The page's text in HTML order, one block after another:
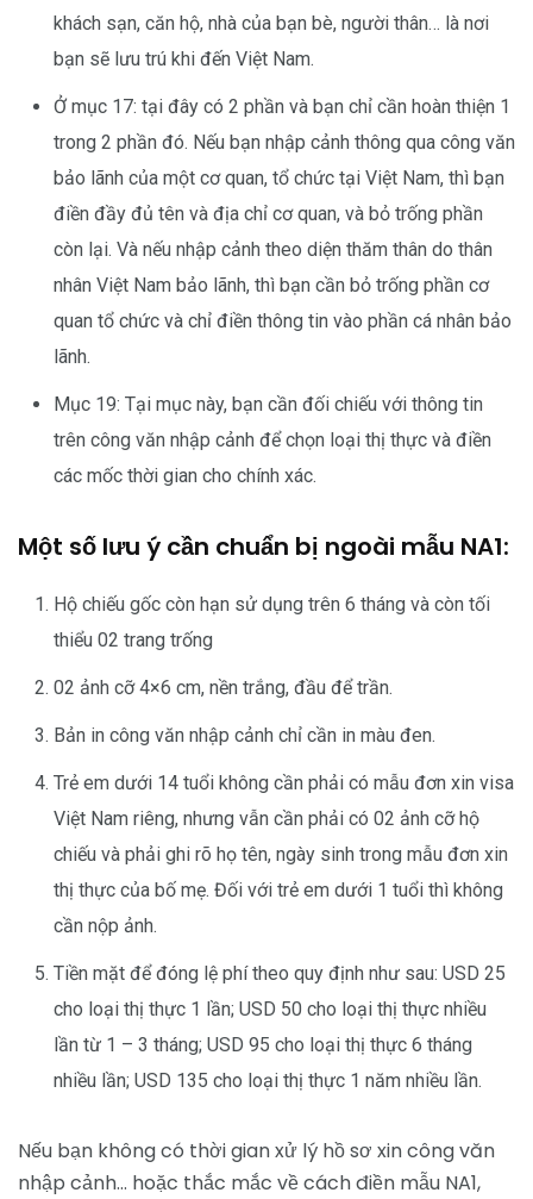
khách sạn, căn hộ, nhà của bạn bè, người thân… là nơi
bạn sẽ lưu trú khi đến Việt Nam.
Ở mục 17: tại đây có 2 phần và bạn chỉ cần hoàn thiện 1
trong 2 phần đó. Nếu bạn nhập cảnh thông qua công văn
bảo lãnh của một cơ quan, tổ chức tại Việt Nam, thì bạn
điền đầy đủ tên và địa chỉ cơ quan, và bỏ trống phần
còn lại. Và nếu nhập cảnh theo diện thăm thân do thân
nhân Việt Nam bảo lãnh, thì bạn cần bỏ trống phần cơ
quan tổ chức và chỉ điền thông tin vào phần cá nhân bảo
lãnh.
Mục 19: Tại mục này, bạn cần đối chiếu với thông tin
trên công văn nhập cảnh để chọn loại thị thực và điền
các mốc thời gian cho chính xác.
Một số lưu ý cần chuẩn bị ngoài mẫu NA1:
Hộ chiếu gốc còn hạn sử dụng trên 6 tháng và còn tối
thiểu 02 trang trống
02 ảnh cỡ 4×6 cm, nền trắng, đầu để trần.
Bản in công văn nhập cảnh chỉ cần in màu đen.
Trẻ em dưới 14 tuổi không cần phải có mẫu đơn xin visa
Việt Nam riêng, nhưng vẫn cần phải có 02 ảnh cỡ hộ
chiếu và phải ghi rõ họ tên, ngày sinh trong mẫu đơn xin
thị thực của bố mẹ. Đối với trẻ em dưới 1 tuổi thì không
cần nộp ảnh.
Tiền mặt để đóng lệ phí theo quy định như sau: USD 25
cho loại thị thực 1 lần; USD 50 cho loại thị thực nhiều
lần từ 1 – 3 tháng; USD 95 cho loại thị thực 6 tháng
nhiều lần; USD 135 cho loại thị thực 1 năm nhiều lần.
Nếu bạn không có thời gian xử lý hồ sơ xin công văn
nhập cảnh… hoặc thắc mắc về cách điền mẫu NA1,